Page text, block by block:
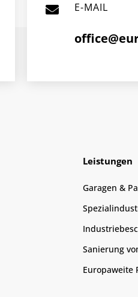
E-MAIL
Leistungen
Garagen &
Sanierung
Europaweite